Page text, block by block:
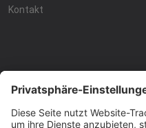
Kontakt